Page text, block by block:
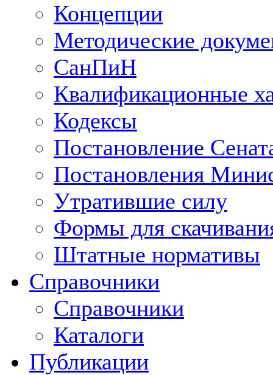
Концепции
Методические
СанПиН
Квалификационные
Кодексы
Постановление
Постановления
Утратившие силу
Формы для
Штатные нормативы
Справочники
Справочники
Каталоги
Публикации